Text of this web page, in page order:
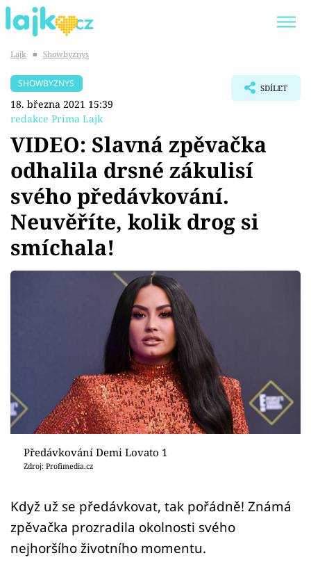
SHOPAHOLICADEL
Témata
Showbyznys
Youtubeři
Sledujte prima+
Přihlášení
Lajk ■ Showbyznys
SHOWBYZNYS
18. března 2021 15:39
redakce Prima Lajk
SDÍLET
VIDEO: Slavná zpěvačka
odhalila drsné zákulisí
svého předávkování.
Neuvěříte, kolik drog si
smíchala!
Předávkování Demi Lovato 1
Zdroj: Profimedia.cz
Když už se předávkovat, tak pořádně! Známá
zpěvačka prozradila okolnosti svého
nejhoršího životního momentu.